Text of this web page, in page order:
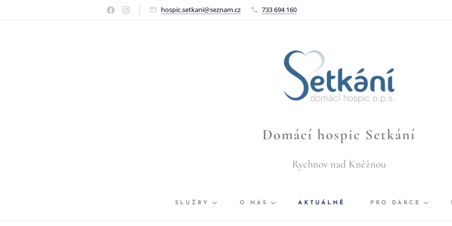
hospic.setkani@seznam.cz 733 694 160
Domácí hospic Setkání
Rychnov nad Kněžnou
SLUŽBY O NÁS AKTUÁLNĚ PRO DÁRCE